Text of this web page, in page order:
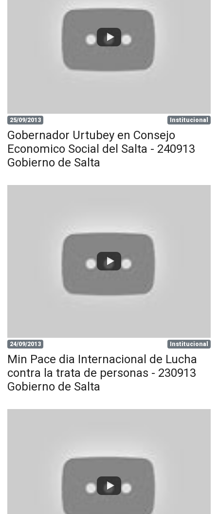
25/09/2013 Institucional
Gobernador Urtubey en Consejo
Economico Social del Salta - 240913
Gobierno de Salta
24/09/2013 Institucional
Min Pace dia Internacional de Lucha
contra la trata de personas - 230913
Gobierno de Salta